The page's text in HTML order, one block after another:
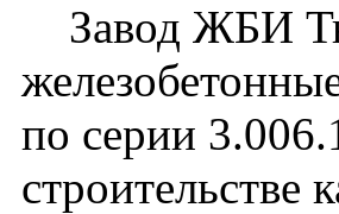
Завод ЖБИ
по серии
строительстве